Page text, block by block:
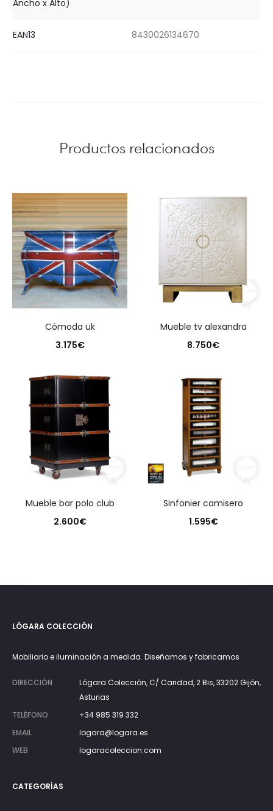
Ancho x Alto)
EAN13 8430026134670
Productos relacionados
cómoda uk
3.175€
mueble tv alexandra
8.750€
mueble bar polo club
2.600€
sinfonier camisero
1.595€
LÓGARA COLECCIÓN
Mobiliario e iluminación a medida. Diseñamos y fabricamos
DIRECCIÓN
Lógara Colección, C/ Caridad, 2 Bis, 33202 Gijón,
Asturias
TELÉFONO
+34 985 319 332
EMAIL
logara@logara.es
WEB
logaracoleccion.com
CATEGORÍAS